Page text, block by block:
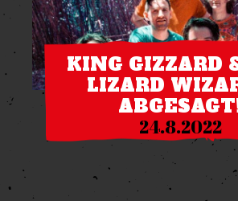
KING GIZZARD
LIZARD
24.8.2022